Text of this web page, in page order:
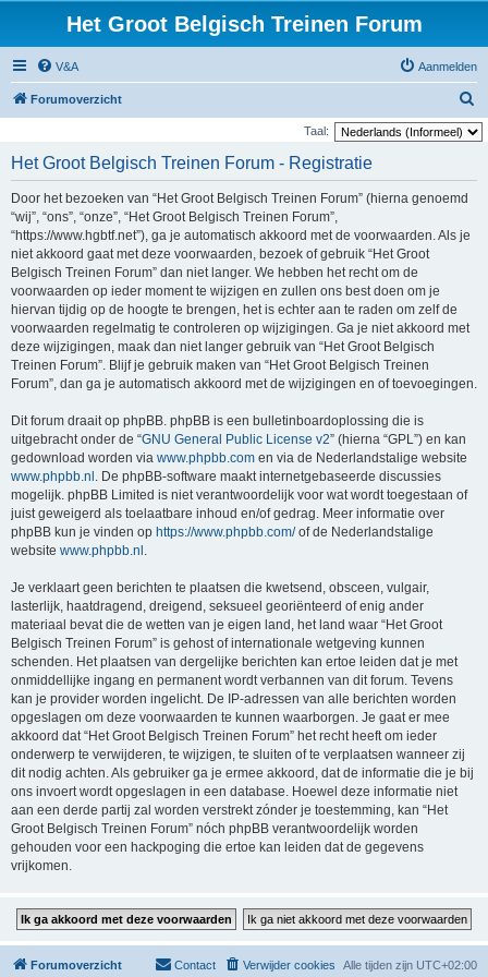
Het Groot Belgisch Treinen Forum
V&A Aanmelden
Forumoverzicht
o
Taal:
Het Groot Belgisch Treinen Forum - Registratie
Door het bezoeken van “Het Groot Belgisch Treinen Forum” (hierna genoemd
“wij”, “ons”, “onze”, “Het Groot Belgisch Treinen Forum”,
“https://www.hgbtf.net”), ga je automatisch akkoord met de voorwaarden. Als je
niet akkoord gaat met deze voorwaarden, bezoek of gebruik “Het Groot
Belgisch Treinen Forum” dan niet langer. We hebben het recht om de
voorwaarden op ieder moment te wijzigen en zullen ons best doen om je
hiervan tijdig op de hoogte te brengen, het is echter aan te raden om zelf de
voorwaarden regelmatig te controleren op wijzigingen. Ga je niet akkoord met
deze wijzigingen, maak dan niet langer gebruik van “Het Groot Belgisch
Treinen Forum”. Blijf je gebruik maken van “Het Groot Belgisch Treinen
Forum”, dan ga je automatisch akkoord met de wijzigingen en of toevoegingen.
Dit forum draait op phpBB. phpBB is een bulletinboardoplossing die is
uitgebracht onder de “GNU General Public License v2” (hierna “GPL”) en kan
gedownload worden via www.phpbb.com en via de Nederlandstalige website
www.phpbb.nl . De phpBB-software maakt internetgebaseerde discussies
mogelijk. phpBB Limited is niet verantwoordelijk voor wat wordt toegestaan of
juist geweigerd als toelaatbare inhoud en/of gedrag. Meer informatie over
phpBB kun je vinden op https://www.phpbb.com/of de Nederlandstalige
website www.phpbb.nl .
Je verklaart geen berichten te plaatsen die kwetsend, obsceen, vulgair,
lasterlijk, haatdragend, dreigend, seksueel georiënteerd of enig ander
materiaal bevat die de wetten van je eigen land, het land waar “Het Groot
Belgisch Treinen Forum” is gehost of internationale wetgeving kunnen
schenden. Het plaatsen van dergelijke berichten kan ertoe leiden dat je met
onmiddellijke ingang en permanent wordt verbannen van dit forum. Tevens
kan je provider worden ingelicht. De IP-adressen van alle berichten worden
opgeslagen om deze voorwaarden te kunnen waarborgen. Je gaat er mee
akkoord dat “Het Groot Belgisch Treinen Forum” het recht heeft om ieder
onderwerp te verwijderen, te wijzigen, te sluiten of te verplaatsen wanneer zij
dit nodig achten. Als gebruiker ga je ermee akkoord, dat de informatie die je bij
ons invoert wordt opgeslagen in een database. Hoewel deze informatie niet
aan een derde partij zal worden verstrekt zónder je toestemming, kan “Het
Groot Belgisch Treinen Forum” nóch phpBB verantwoordelijk worden
gehouden voor een hackpoging die ertoe kan leiden dat de gegevens
vrijkomen.
Forumoverzicht Alle tijden zijn UTC+02:00
Verwijder cookies
Contact